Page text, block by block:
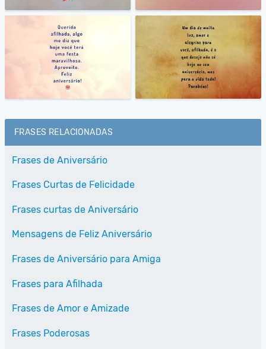
FRASES RELACIONADAS
Frases de Aniversário
Frases Curtas de Felicidade
Frases curtas de Aniversário
Mensagens de Feliz Aniversário
Frases de Aniversário para Amiga
Frases para Afilhada
Frases de Amor e Amizade
Frases Poderosas